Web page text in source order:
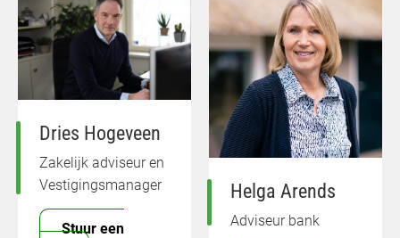
Dries Hogeveen
Zakelijk adviseur en
Vestigingsmanager
Stuur een
Helga Arends
Adviseur bank